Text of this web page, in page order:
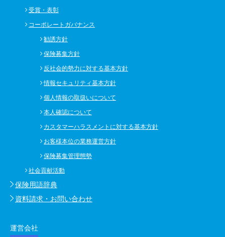
受賞・表彰
コーポレートガバナンス
勧誘方針
保険募集方針
反社会的勢力に対する基本方針
情報セキュリティ基本方針
個人情報の取扱いについて
本人確認について
カスタマーハラスメントに対する基本方針
お客様本位の業務運営方針
保険募集管理態勢
社会貢献活動
保険用語辞典
資料請求・お問い合わせ
運営会社